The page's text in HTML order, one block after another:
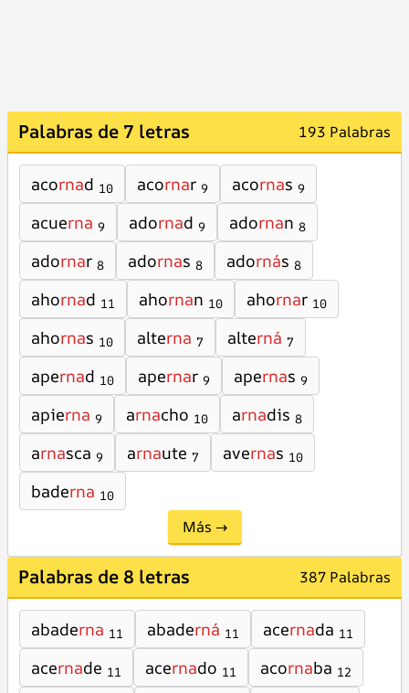
Palabras de 7 letras 193 Palabras
acornad 10 acornar 9 acornas 9
acuerna 9 adornad 9 adornan 8
adornar 8 adornas 8 adornás 8
ahornad 11 ahornan 10 ahornar 10
ahornas 10 alterna 7 alterná 7
apernad 10 apernar 9 apernas 9
apierna 9 arnacho 10 arnadis 8
arnasca 9 arnaute 7 avernas 10
baderna 10
Más →
Palabras de 8 letras 387 Palabras
abaderna 11 abaderná 11 acernada 11
acernade 11 acernado 11 acornaba 12